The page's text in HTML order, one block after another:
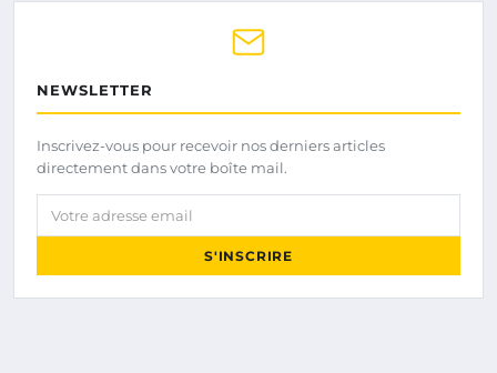
NEWSLETTER
Inscrivez-vous pour recevoir nos derniers articles
directement dans votre boîte mail.
Votre adresse email
S'INSCRIRE